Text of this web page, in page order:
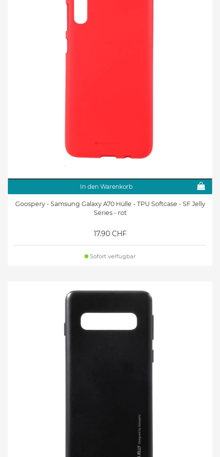
In den Warenkorb
Goospery - Samsung Galaxy A70 Hülle - TPU Softcase - SF Jelly
Series - rot
17.90 CHF
Sofort verfügbar